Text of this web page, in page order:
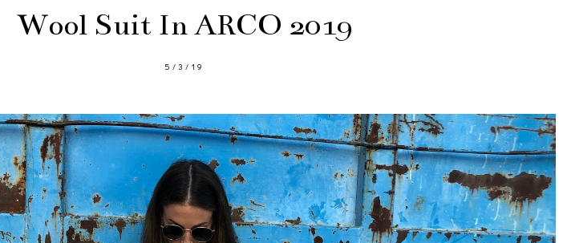
Wool Suit In ARCO 2019
5/3/19